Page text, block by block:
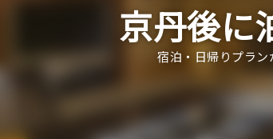
京丹後に
宿泊・日帰りプラン